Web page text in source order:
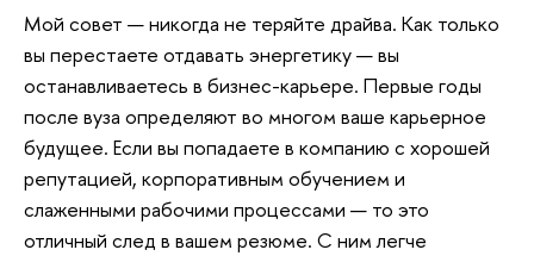
Мой совет — никогда не теряйте драйва. Как только
вы перестаете отдавать энергетику — вы
останавливаетесь в бизнес-карьере. Первые годы
после вуза определяют во многом ваше карьерное
будущее. Если вы попадаете в компанию с хорошей
репутацией, корпоративным обучением и
слаженными рабочими процессами — то это
отличный след в вашем резюме. С ним легче